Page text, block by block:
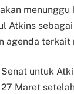
menunggu
Atkins
agenda terkait
untuk
Maret